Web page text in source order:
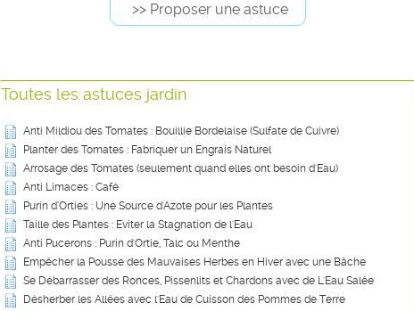
>> Proposer une astuce
Toutes les astuces jardin
Anti Mildiou des Tomates : Bouillie Bordelaise (Sulfate de Cuivre)
Planter des Tomates : Fabriquer un Engrais Naturel
Arrosage des Tomates (seulement quand elles ont besoin d'Eau)
Anti Limaces : Café
Purin d’Orties : Une Source d'Azote pour les Plantes
Taille des Plantes : Eviter la Stagnation de l'Eau
Anti Pucerons : Purin d'Ortie, Talc ou Menthe
Empêcher la Pousse des Mauvaises Herbes en Hiver avec une Bâche
Se Débarrasser des Ronces, Pissenlits et Chardons avec de L'Eau Salée
Désherber les Allées avec l'Eau de Cuisson des Pommes de Terre